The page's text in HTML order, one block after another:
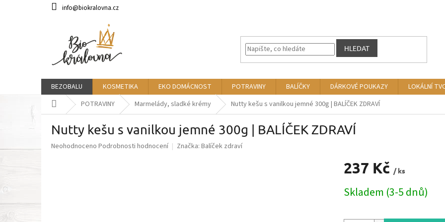
info@biokralovna.cz
HLEDAT
BEZOBALU KOSMETIKA EKO DOMÁCNOST POTRAVINY BALÍČKY DÁRKOVÉ POUKAZY LOKÁLNÍ
Domů POTRAVINY Marmelády, sladké krémy Nutty kešu s vanilkou jemné 300g | BALÍČEK ZDRAVÍ
Nutty kešu s vanilkou jemné 300g | BALÍČEK ZDRAVÍ
Průměrné
Neohodnoceno Podrobnosti hodnocení Značka: Balíček zdraví
237 Kč / ks
cena:
Skladem (3-5 dnů)